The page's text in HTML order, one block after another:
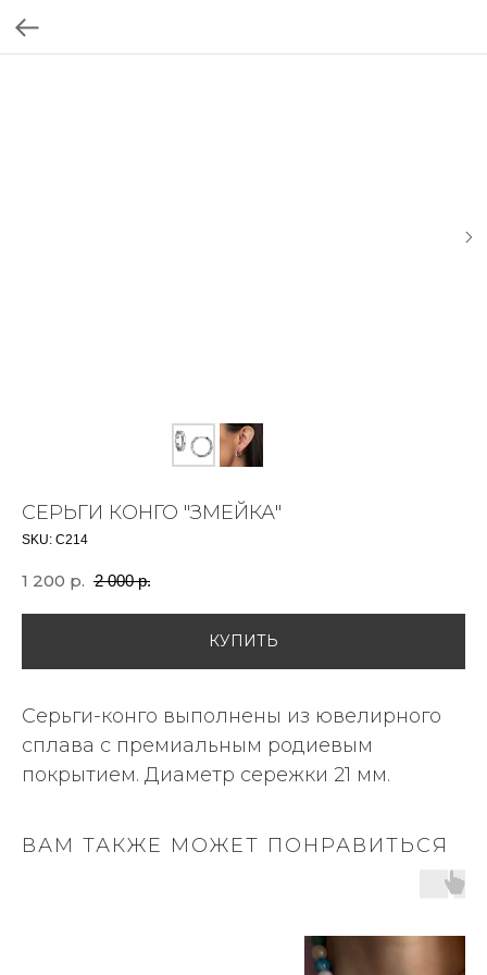
СЕРЬГИ КОНГО "ЗМЕЙКА"
SKU: С214
1 200 р. 2 000 р.
КУПИТЬ
Серьги-конго выполнены из ювелирного
сплава с премиальным родиевым
покрытием. Диаметр сережки 21 мм.
ВАМ ТАКЖЕ МОЖЕТ ПОНРАВИТЬСЯ